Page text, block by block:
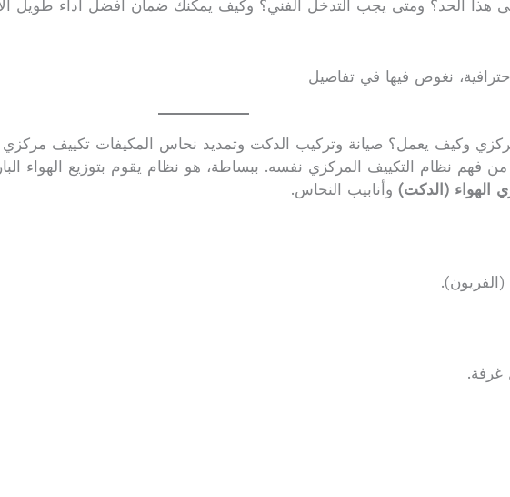
هذا الحد؟ ومتى يجب التدخل الفني؟ وكيف يمكنك ضمان أفضل أداء طويل
نغوص فيها في تفاصيل
وكيف يعمل؟ صيانة وتركيب الدكت وتمديد نحاس المكيفات تكييف
من فهم نظام التكييف المركزي نفسه. ببساطة، هو نظام يقوم بتوزيع الهواء
الهواء (الدكت) وأنابيب النحاس.
غرفة.